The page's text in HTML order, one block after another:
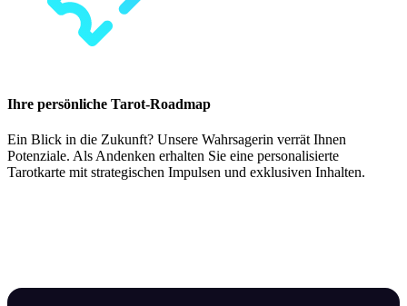
Ihre persönliche Tarot-Roadmap
Ein Blick in die Zukunft? Unsere Wahrsagerin verrät Ihnen
Potenziale. Als Andenken erhalten Sie eine personalisierte
Tarotkarte mit strategischen Impulsen und exklusiven Inhalten.